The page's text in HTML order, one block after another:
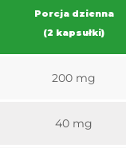
Porcja dzienna
(2 kapsułki)
200 mg
40 mg